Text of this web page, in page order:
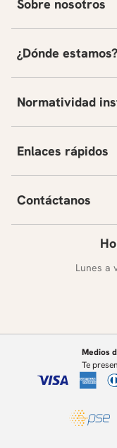
Sobre nosotros
¿Dónde estamos?
Normatividad
Enlaces rápidos
Contáctanos
Lunes a
Medios
Te